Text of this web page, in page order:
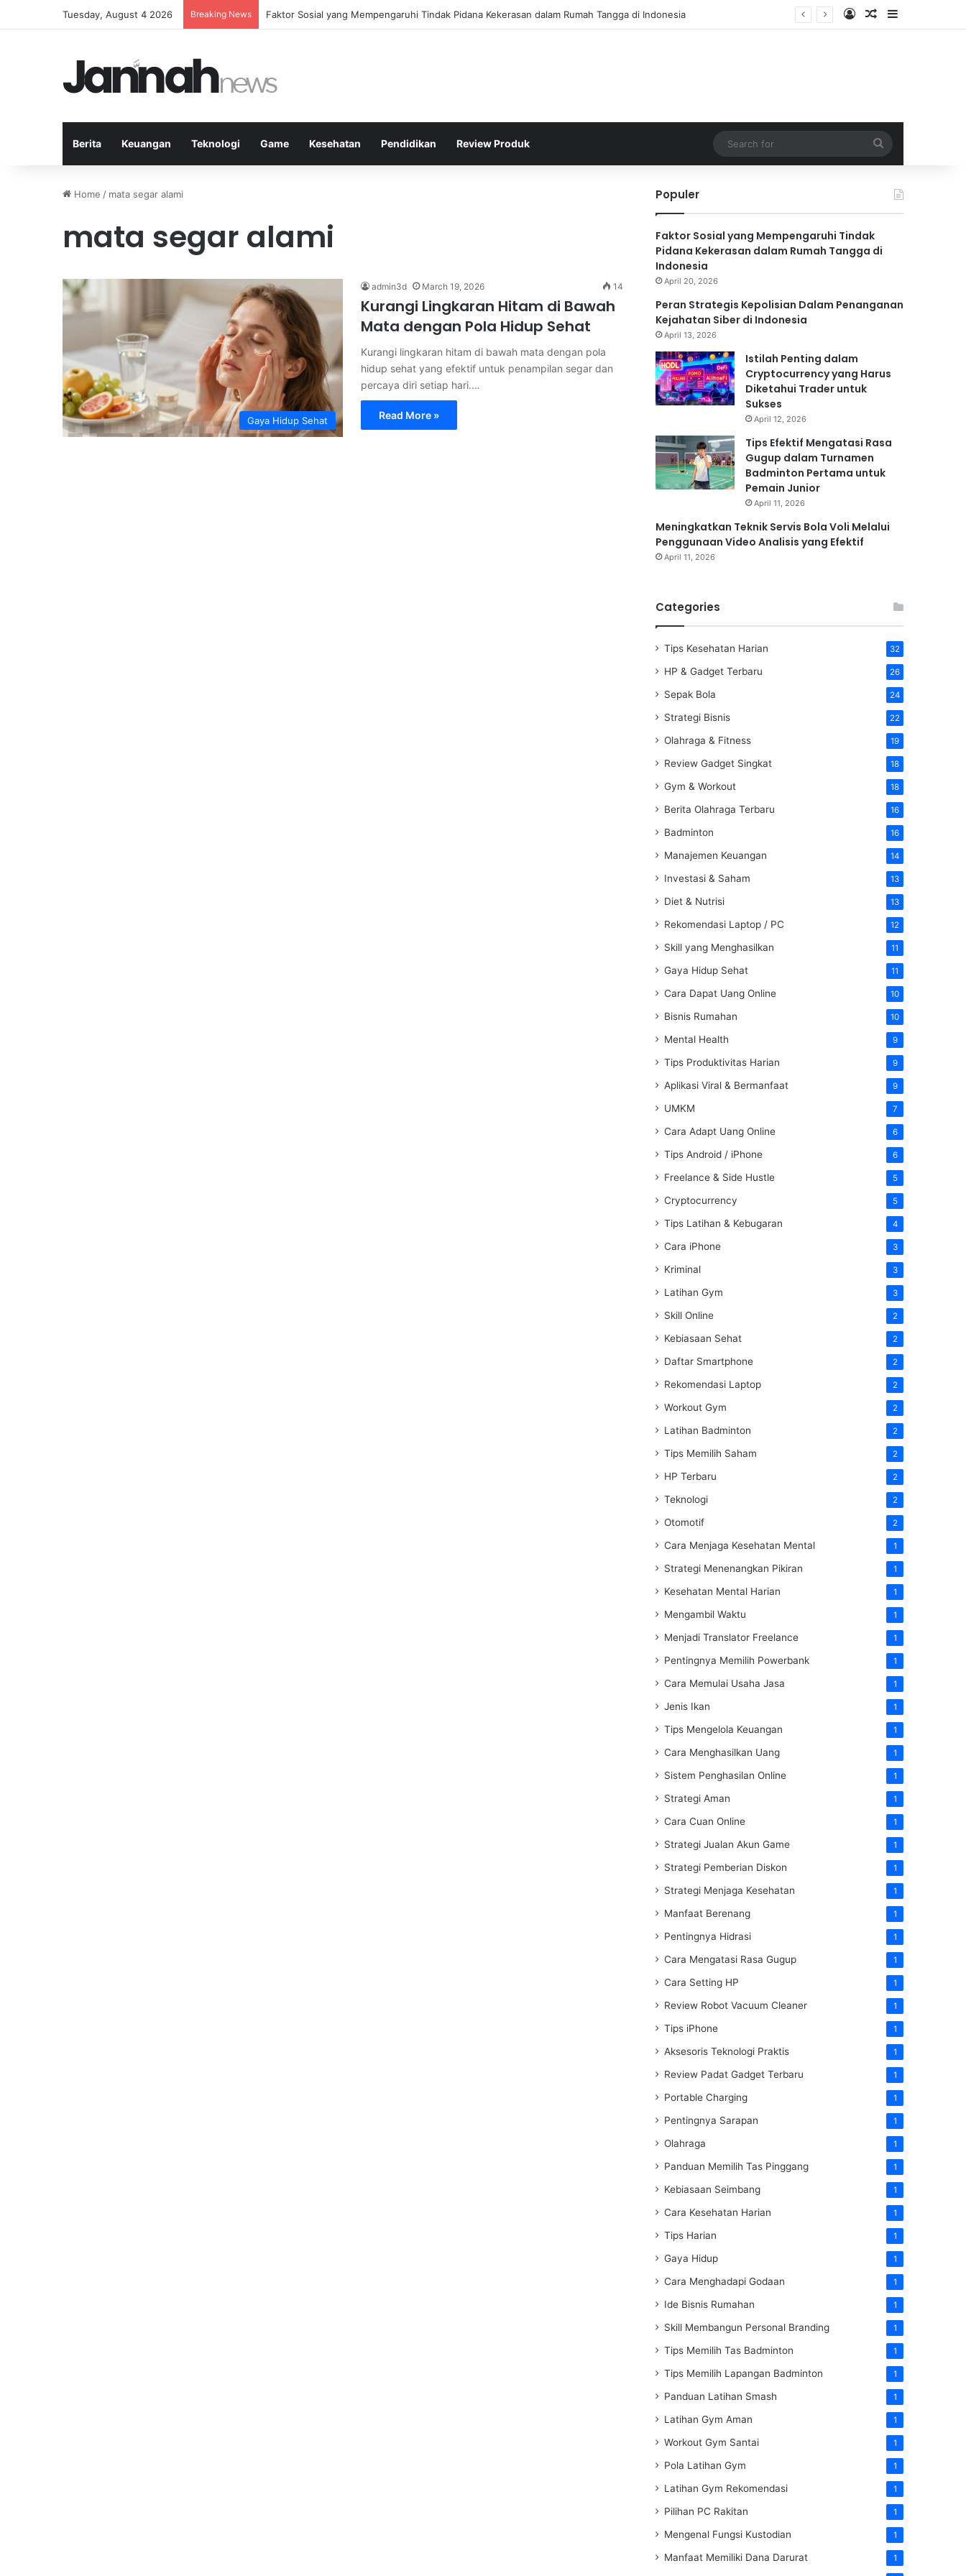
Tuesday, August 4 2026 Breaking News Peran Strategis Kepolisian Dalam Penanganan Kejahatan Siber di Indonesia Log InRandom Article
Sidebar
Berita Keuangan Teknologi Game Kesehatan Pendidikan Review Produk
for
Home / mata segar alami
mata segar alami
Gaya Hidup Sehat
admin3d March 19, 2026 14
Kurangi Lingkaran Hitam di Bawah
Mata dengan Pola Hidup Sehat
Kurangi lingkaran hitam di bawah mata dengan pola
hidup sehat yang efektif untuk penampilan segar dan
percaya diri setiap hari.…
Read More »
Populer
Faktor Sosial yang Mempengaruhi Tindak
Pidana Kekerasan dalam Rumah Tangga di
Indonesia
April 20, 2026
Peran Strategis Kepolisian Dalam Penanganan
Kejahatan Siber di Indonesia
April 13, 2026
Istilah Penting dalam
Cryptocurrency yang Harus
Diketahui Trader untuk
Sukses
April 12, 2026
Tips Efektif Mengatasi Rasa
Gugup dalam Turnamen
Badminton Pertama untuk
Pemain Junior
April 11, 2026
Meningkatkan Teknik Servis Bola Voli Melalui
Penggunaan Video Analisis yang Efektif
April 11, 2026
Categories
Tips Kesehatan Harian 32
HP & Gadget Terbaru 26
Sepak Bola 24
Strategi Bisnis 22
Olahraga & Fitness 19
Review Gadget Singkat 18
Gym & Workout 18
Berita Olahraga Terbaru 16
Badminton 16
Manajemen Keuangan 14
Investasi & Saham 13
Diet & Nutrisi 13
Rekomendasi Laptop / PC 12
Skill yang Menghasilkan 11
Gaya Hidup Sehat 11
Cara Dapat Uang Online 10
Bisnis Rumahan 10
Mental Health 9
Tips Produktivitas Harian 9
Aplikasi Viral & Bermanfaat 9
UMKM 7
Cara Adapt Uang Online 6
Tips Android / iPhone 6
Freelance & Side Hustle 5
Cryptocurrency 5
Tips Latihan & Kebugaran 4
Cara iPhone 3
Kriminal 3
Latihan Gym 3
Skill Online 2
Kebiasaan Sehat 2
Daftar Smartphone 2
Rekomendasi Laptop 2
Workout Gym 2
Latihan Badminton 2
Tips Memilih Saham 2
HP Terbaru 2
Teknologi 2
Otomotif 2
Cara Menjaga Kesehatan Mental 1
Strategi Menenangkan Pikiran 1
Kesehatan Mental Harian 1
Mengambil Waktu 1
Menjadi Translator Freelance 1
Pentingnya Memilih Powerbank 1
Cara Memulai Usaha Jasa 1
Jenis Ikan 1
Tips Mengelola Keuangan 1
Cara Menghasilkan Uang 1
Sistem Penghasilan Online 1
Strategi Aman 1
Cara Cuan Online 1
Strategi Jualan Akun Game 1
Strategi Pemberian Diskon 1
Strategi Menjaga Kesehatan 1
Manfaat Berenang 1
Pentingnya Hidrasi 1
Cara Mengatasi Rasa Gugup 1
Cara Setting HP 1
Review Robot Vacuum Cleaner 1
Tips iPhone 1
Aksesoris Teknologi Praktis 1
Review Padat Gadget Terbaru 1
Portable Charging 1
Pentingnya Sarapan 1
Olahraga 1
Panduan Memilih Tas Pinggang 1
Kebiasaan Seimbang 1
Cara Kesehatan Harian 1
Tips Harian 1
Gaya Hidup 1
Cara Menghadapi Godaan 1
Ide Bisnis Rumahan 1
Skill Membangun Personal Branding 1
Tips Memilih Tas Badminton 1
Tips Memilih Lapangan Badminton 1
Panduan Latihan Smash 1
Latihan Gym Aman 1
Workout Gym Santai 1
Pola Latihan Gym 1
Latihan Gym Rekomendasi 1
Pilihan PC Rakitan 1
Mengenal Fungsi Kustodian 1
Manfaat Memiliki Dana Darurat 1